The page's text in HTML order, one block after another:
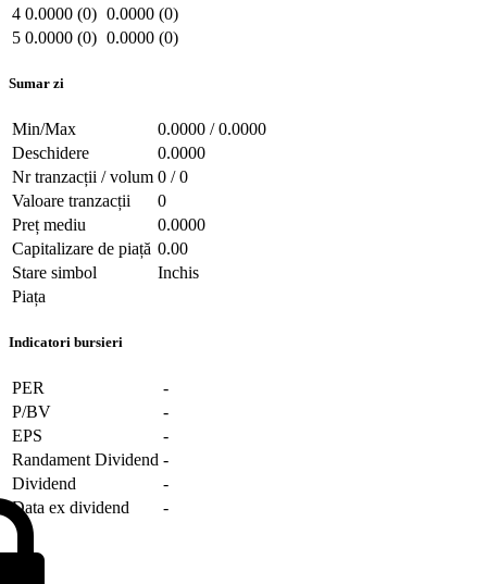
4 0.0000 (0) 0.0000 (0)
5 0.0000 (0) 0.0000 (0)
Sumar zi
Min/Max
0.0000 / 0.0000
Deschidere
0.0000
Nr tranzacții / volum 0 / 0
Valoare tranzacții
0
Preț mediu
0.0000
Capitalizare de piață 0.00
Stare simbol
Inchis
Piața
Indicatori bursieri
PER
-
P/BV
-
EPS
-
Randament Dividend -
Dividend
-
Data ex dividend
-